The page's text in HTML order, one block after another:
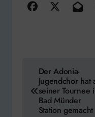
Beitragsnavigation
Der Adonia-
Jugendchor hat
seiner Tournee
Bad Münder
Station gemacht